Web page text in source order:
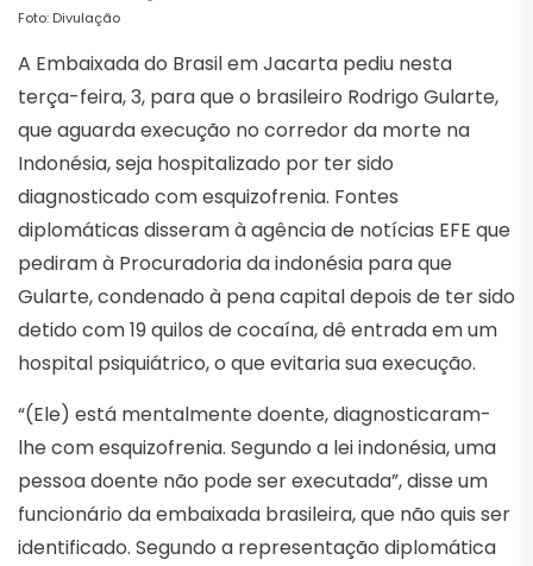
Foto: Divulação
A Embaixada do Brasil em Jacarta pediu nesta
terça-feira, 3, para que o brasileiro Rodrigo Gularte,
que aguarda execução no corredor da morte na
Indonésia, seja hospitalizado por ter sido
diagnosticado com esquizofrenia. Fontes
diplomáticas disseram à agência de notícias EFE que
pediram à Procuradoria da indonésia para que
Gularte, condenado à pena capital depois de ter sido
detido com 19 quilos de cocaína, dê entrada em um
hospital psiquiátrico, o que evitaria sua execução.
“(Ele) está mentalmente doente, diagnosticaram-
lhe com esquizofrenia. Segundo a lei indonésia, uma
pessoa doente não pode ser executada”, disse um
funcionário da embaixada brasileira, que não quis ser
identificado. Segundo a representação diplomática